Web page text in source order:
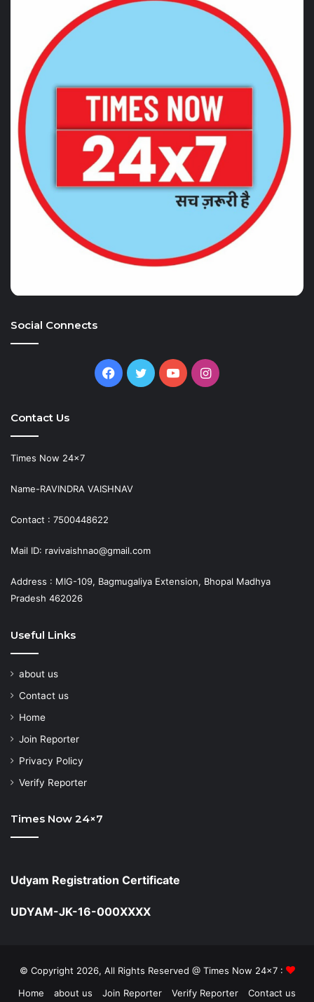
Social Connects
Facebook
TwitterYouTubeInstagram
Contact Us
Times Now 24×7
Name-RAVINDRA VAISHNAV
Contact : 7500448622
Mail ID: ravivaishnao@gmail.com
Address : MIG-109, Bagmugaliya Extension, Bhopal Madhya
Pradesh 462026
Useful Links
about us
Contact us
Home
Join Reporter
Privacy Policy
Verify Reporter
Times Now 24×7
Udyam Registration Certificate
UDYAM-JK-16-000XXXX
© Copyright 2026, All Rights Reserved @ Times Now 24x7 :
Home
about us Join Reporter Verify Reporter Contact us